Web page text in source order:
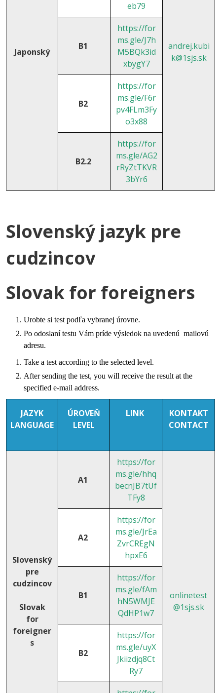
Japonský
andrej.kubi
k@1sjs.sk
eb79
B1
https://for
ms.gle/J7h
M5BQk3id
xbygY7
B2
https://for
ms.gle/F6r
pv4FLm3Fy
o3x88
B2.2
https://for
ms.gle/AG2
rRyZtTKVR
3bYr6
Slovenský jazyk pre
cudzincov
Slovak for foreigners
Urobte si test podľa vybranej úrovne.
Po odoslaní testu Vám príde výsledok na uvedenú mailovú
adresu.
Take a test according to the selected level.
After sending the test, you will receive the result at the
specified e-mail address.
JAZYK
LANGUAGE
ÚROVEŇ
LEVEL
LINK
KONTAKT
CONTACT
Slovenský
pre
cudzincov
Slovak
for
foreigner
s
A1
https://for
ms.gle/hhq
becnJB7tUf
TFy8
onlinetest
@1sjs.sk
A2
https://for
ms.gle/JrEa
ZvrCREgN
hpxE6
B1
https://for
ms.gle/fAm
hN5WMJE
QdHP1w7
B2
https://for
ms.gle/uyX
Jkiizdjq8Ct
Ry7